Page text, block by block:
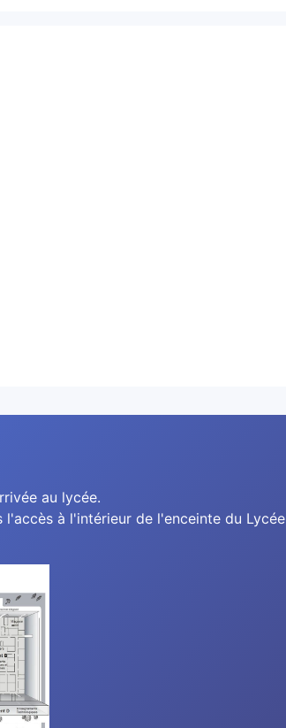
au lycée.
à l'intérieur de l'enceinte du Lycée